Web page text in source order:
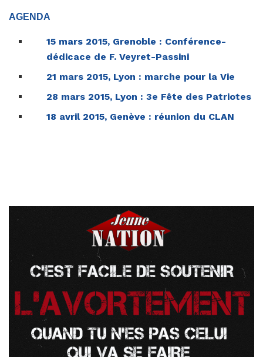
AGENDA
15 mars 2015, Grenoble : Conférence-
dédicace de F. Veyret-Passini
21 mars 2015, Lyon : marche pour la Vie
28 mars 2015, Lyon : 3e Fête des Patriotes
18 avril 2015, Genève : réunion du CLAN